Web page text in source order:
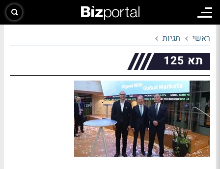
ראשי תגיות
תא 125